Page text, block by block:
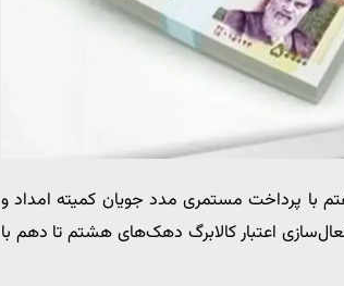
با پرداخت مستمری مدد جویان کمیته امداد و
اعتبار کالابرگ دهک‌های هشتم تا دهم با